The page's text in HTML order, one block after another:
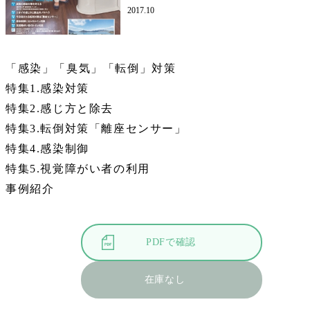
2017.10
「感染」「臭気」「転倒」対策
特集1.感染対策
特集2.感じ方と除去
特集3.転倒対策「離座センサー」
特集4.感染制御
特集5.視覚障がい者の利用
事例紹介
PDFで確認
在庫なし